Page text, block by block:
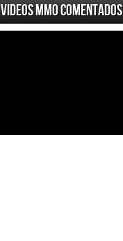
Videos MMO Comentados